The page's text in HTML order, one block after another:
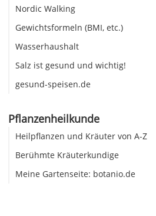
Nordic Walking
Gewichtsformeln (BMI, etc.)
Wasserhaushalt
Salz ist gesund und wichtig!
gesund-speisen.de
Pflanzenheilkunde
Heilpflanzen und Kräuter von A-Z
Berühmte Kräuterkundige
Meine Gartenseite: botanio.de